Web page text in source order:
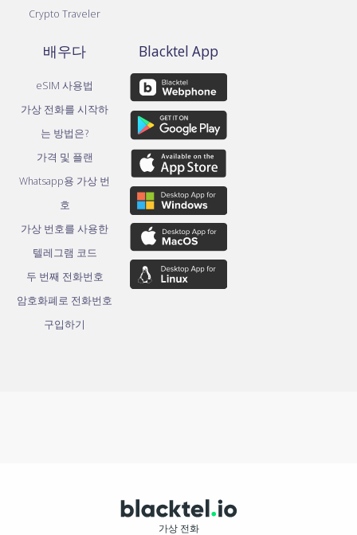
Crypto Traveler
배우다
eSIM 사용법
가상 전화를 시작하
는 방법은?
가격 및 플랜
Whatsapp용 가상 번
호
가상 번호를 사용한
텔레그램 코드
두 번째 전화번호
암호화폐로 전화번호
구입하기
Blacktel App
가상 전화